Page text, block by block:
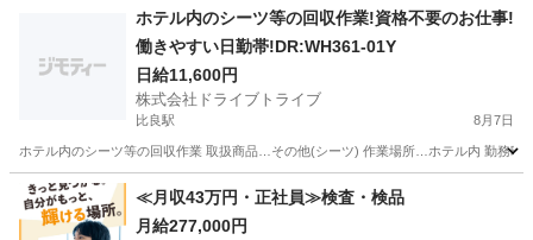
4勤2休
ホテル内のシーツ等の回収作業!資格不要のお仕事!
働きやすい日勤帯!DR:WH361-01Y
日給11,600円
株式会社ドライブトライブ
比良駅 8月7日
ホテル内のシーツ等の回収作業 取扱商品…その他(シーツ) 作業場所…ホテル内 勤
愛知 北名古屋市 比良駅 その他 番号
≪月収43万円・正社員≫検査・検品
月給277,000円